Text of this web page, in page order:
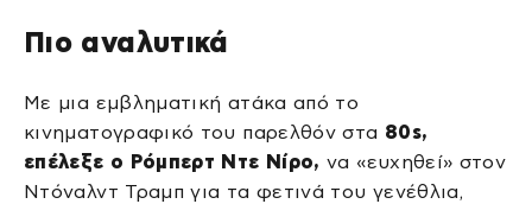
Πιο αναλυτικά
Με μια εμβληματική ατάκα από το
κινηματογραφικό του παρελθόν στα 80s,
επέλεξε ο Ρόμπερτ Ντε Νίρο, να «ευχηθεί» στον
Ντόναλντ Τραμπ για τα φετινά του γενέθλια,